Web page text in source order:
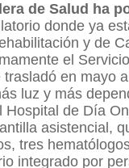
de Salud ha
latorio donde ya
y de
el
en mayo
luz y más
Hospital de Día
asistencial,
tres
integrado por